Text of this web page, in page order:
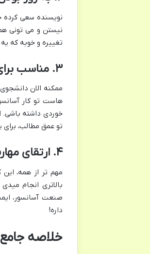
نویسنده سعی کرده
نیستن و می تونی
تغییره و خوبه که
۳. مناسب برای همه، از دانشجو تا متخصص باتجربه
ممکنه الان
هاست تو کار
خوردی داشته باشی.
تو عمق مطالب،
۴. ارتقای مهارت های شغلی و افزایش امنیت در کار
مهم تر از همه،
بالاتری انجام
صنعت آسانسور،
داره!
خلاصه